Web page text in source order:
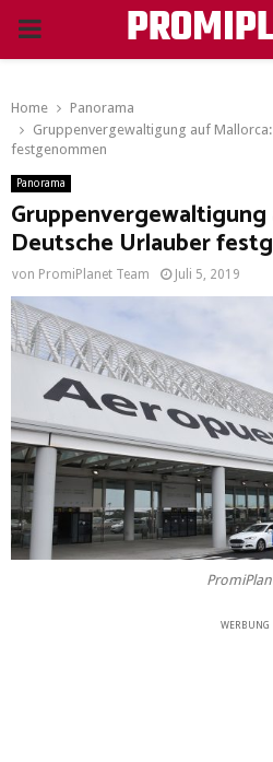
PRIMARY
Home
Panorama
Gruppenvergewaltigung auf
festgenommen
Panorama
Gruppenvergewaltigung
Deutsche Urlauber
von PromiPlanet Team Juli 5, 2019
WERBUNG